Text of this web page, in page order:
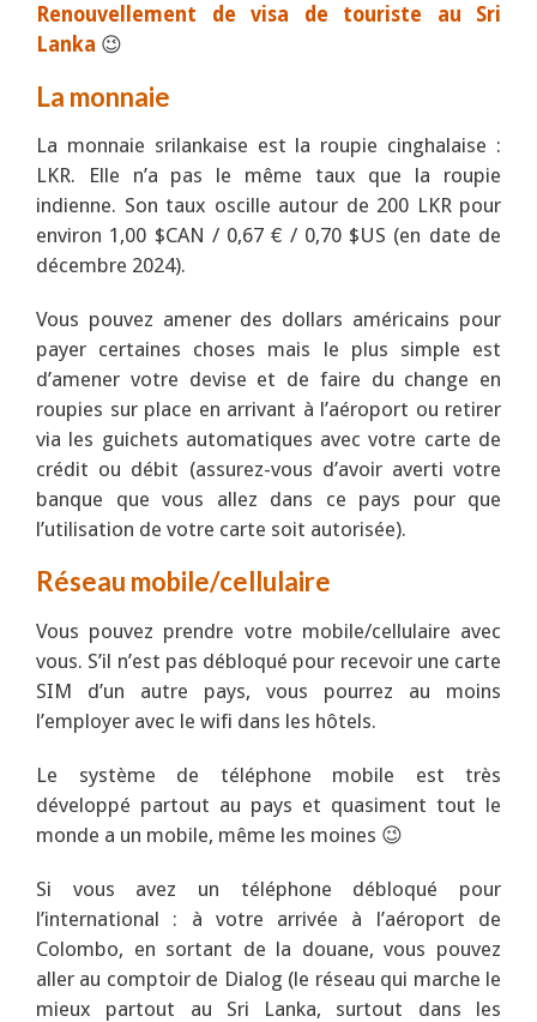
Renouvellement de visa de touriste au Sri
Lanka 😉
La monnaie
La monnaie srilankaise est la roupie cinghalaise :
LKR. Elle n’a pas le même taux que la roupie
indienne. Son taux oscille autour de 200 LKR pour
environ 1,00 $CAN / 0,67 € / 0,70 $US (en date de
décembre 2024).
Vous pouvez amener des dollars américains pour
payer certaines choses mais le plus simple est
d’amener votre devise et de faire du change en
roupies sur place en arrivant à l’aéroport ou retirer
via les guichets automatiques avec votre carte de
crédit ou débit (assurez-vous d’avoir averti votre
banque que vous allez dans ce pays pour que
l’utilisation de votre carte soit autorisée).
Réseau mobile/cellulaire
Vous pouvez prendre votre mobile/cellulaire avec
vous. S’il n’est pas débloqué pour recevoir une carte
SIM d’un autre pays, vous pourrez au moins
l’employer avec le wifi dans les hôtels.
Le système de téléphone mobile est très
développé partout au pays et quasiment tout le
monde a un mobile, même les moines 😉
Si vous avez un téléphone débloqué pour
l’international : à votre arrivée à l’aéroport de
Colombo, en sortant de la douane, vous pouvez
aller au comptoir de Dialog (le réseau qui marche le
mieux partout au Sri Lanka, surtout dans les